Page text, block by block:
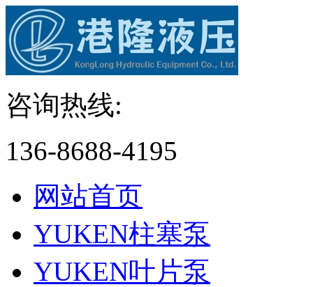
咨询热线:
136-8688-4195
网站首页
YUKEN柱塞泵
YUKEN叶片泵